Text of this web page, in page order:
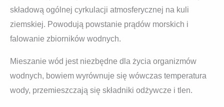
składową ogólnej cyrkulacji atmosferycznej na kuli
ziemskiej. Powodują powstanie prądów morskich i
falowanie zbiorników wodnych.
Mieszanie wód jest niezbędne dla życia organizmów
wodnych, bowiem wyrównuje się wówczas temperatura
wody, przemieszczają się składniki odżywcze i tlen.